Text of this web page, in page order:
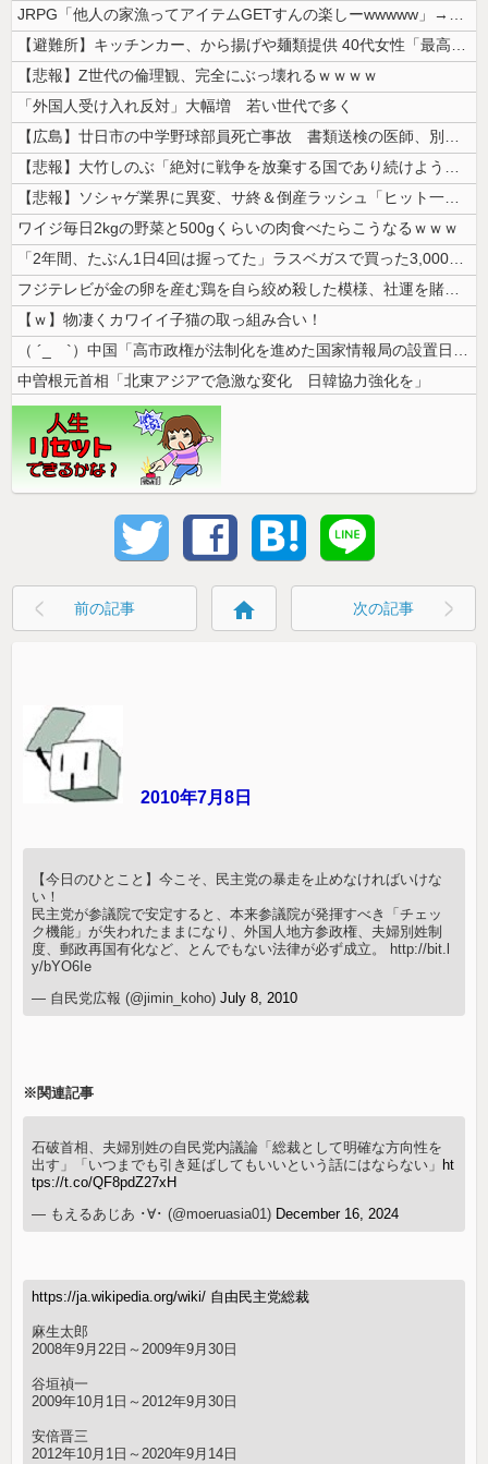
JRPG「他人の家漁ってアイテムGETすんの楽しーwwwww」→欧米で...
【避難所】キッチンカー、から揚げや麺類提供 40代女性「最高、パン中心...
【悲報】Z世代の倫理観、完全にぶっ壊れるｗｗｗｗ
「外国人受け入れ反対」大幅増 若い世代で多く
【広島】廿日市の中学野球部員死亡事故 書類送検の医師、別人のCT画像で...
【悲報】大竹しのぶ「絶対に戦争を放棄する国であり続けよう」 平和への...
【悲報】ソシャゲ業界に異変、サ終＆倒産ラッシュ「ヒット一本で一攫千金」...
ワイジ毎日2kgの野菜と500gくらいの肉食べたらこうなるｗｗｗ
「2年間、たぶん1日4回は握ってた」ラスベガスで買った3,000円のキ...
フジテレビが金の卵を産む鶏を自ら絞め殺した模様、社運を賭けたドル箱コン...
【ｗ】物凄くカワイイ子猫の取っ組み合い！
（ ´_ゝ`）中国「高市政権が法制化を進めた国家情報局の設置日が7月3...
中曽根元首相「北東アジアで急激な変化 日韓協力強化を」
前の記事 home 次の記事
2010年7月8日
【今日のひとこと】今こそ、民主党の暴走を止めなければいけな
い！
民主党が参議院で安定すると、本来参議院が発揮すべき「チェッ
ク機能」が失われたままになり、外国人地方参政権、夫婦別姓制
度、郵政再国有化など、とんでもない法律が必ず成立。 http://bit.l
y/bYO6Ie
— 自民党広報 (@jimin_koho)July 8, 2010
※関連記事
石破首相、夫婦別姓の自民党内議論「総裁として明確な方向性を
出す」「いつまでも引き延ばしてもいいという話にはならない」 ht
tps://t.co/QF8pdZ27xH
— もえるあじあ ･∀･ (@moeruasia01) December 16, 2024
https://ja.wikipedia.org/wiki/ 自由民主党総裁
麻生太郎
2008年9月22日～2009年9月30日
谷垣禎一
2009年10月1日～2012年9月30日
安倍晋三
2012年10月1日～2020年9月14日